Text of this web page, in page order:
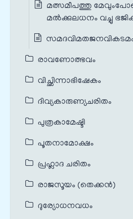
മത്സമീപത്തു
മൽക്കുലധനം വച്ചു
രാവണോത്ഭവം
വിച്ഛിന്നാഭിഷേകം
ദിവ്യകാരുണ്യചരിതം
പുത്രകാമേഷ്ടി
പൂതനാമോക്ഷം
പ്രഹ്ലാദ ചരിതം
രാജസൂയം (തെക്കൻ)
ദുര്യോധനവധം